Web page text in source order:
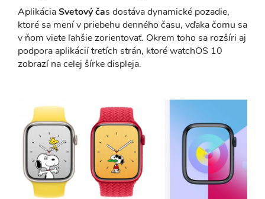
AplikáciaSvetový čas dostáva dynamické pozadie,
ktoré sa mení v priebehu denného času, vďaka čomu sa
v ňom viete ľahšie zorientovať. Okrem toho sa rozšíri aj
podpora aplikácií tretích strán, ktoré watchOS 10
zobrazí na celej šírke displeja.